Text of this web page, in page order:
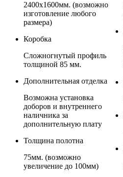
2400x1600мм. (возможно
изготовление любого
размера)
Коробка
Сложногнутый профиль
толщиной 85 мм.
Дополнительная отделка
Возможна установка
доборов и внутреннего
наличника за
дополнительную плату
Толщина полотна
75мм. (возможно
увеличение до 100мм)